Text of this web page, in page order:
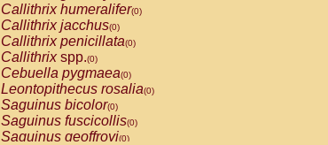
Callithrix humeralifer(0)
Callithrix jacchus(0)
Callithrix penicillata(0)
Callithrixspp.(0)
Cebuella pygmaea(0)
Leontopithecus rosalia(0)
Saguinus bicolor(0)
Saguinus fuscicollis(0)
Saguinus geoffroyi(0)